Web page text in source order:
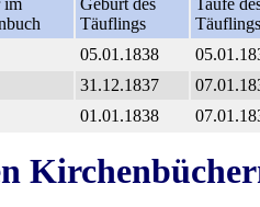
im
Geburt des
Täuflings
Taufe
Täuflings
05.01.1838
31.12.1837
01.01.1838